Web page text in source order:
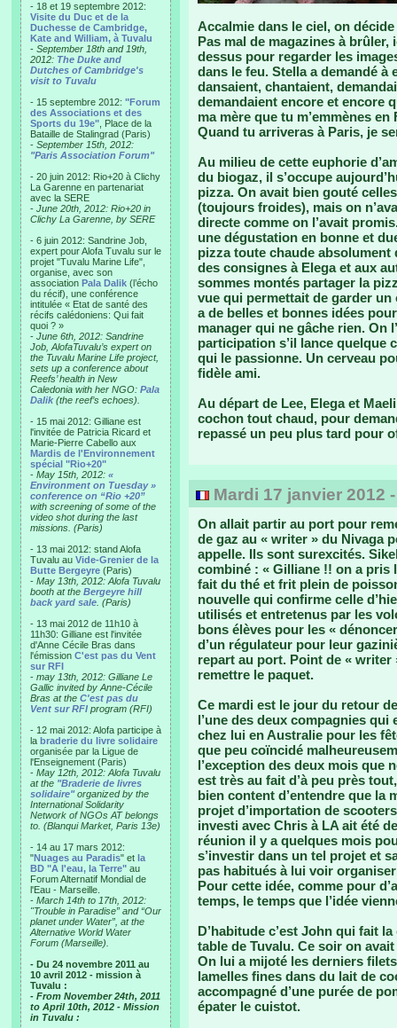
- 18 et 19 septembre 2012:
Visite du Duc et de la
Duchesse de Cambridge,
Kate and William, à Tuvalu
- September 18th and 19th,
2012: The Duke and
Dutches of Cambridge's
visit to Tuvalu
- 15 septembre 2012: "Forum
des Associations et des
Sports du 19e" , Place de la
Bataille de Stalingrad (Paris)
- September 15th, 2012:
"Paris Association Forum"
- 20 juin 2012: Rio+20 à Clichy
La Garenne en partenariat
avec la SERE
- June 20th, 2012: Rio+20 in
Clichy La Garenne, by SERE
- 6 juin 2012: Sandrine Job,
expert pour Alofa Tuvalu sur le
projet "Tuvalu Marine Life",
organise, avec son
association Pala Dalik (l’écho
du récif), une conférence
intitulée « Etat de santé des
récifs calédoniens: Qui fait
quoi ? »
- June 6th, 2012: Sandrine
Job, AlofaTuvalu’s expert on
the Tuvalu Marine Life project,
sets up a conference about
Reefs’ health in New
Caledonia with her NGO: Pala
Dalik (the reef’s echoes).
- 15 mai 2012: Gilliane est
l'invitée de Patricia Ricard et
Marie-Pierre Cabello aux
Mardis de l'Environnement
spécial "Rio+20"
- May 15th, 2012: «
Environment on Tuesday »
conference on “Rio +20”
with screening of some of the
video shot during the last
missions. (Paris)
- 13 mai 2012: stand Alofa
Tuvalu au Vide-Grenier de la
Butte Bergeyre (Paris)
- May 13th, 2012: Alofa Tuvalu
booth at the Bergeyre hill
back yard sale . (Paris)
- 13 mai 2012 de 11h10 à
11h30: Gilliane est l'invitée
d'Anne Cécile Bras dans
l'émission C'est pas du Vent
sur RFI
- may 13th, 2012: Gilliane Le
Gallic invited by Anne-Cécile
Bras at the C'est pas du
Vent sur RFI program (RFI)
- 12 mai 2012: Alofa participe à
la braderie du livre solidaire
organisée par la Ligue de
l'Enseignement (Paris)
- May 12th, 2012: Alofa Tuvalu
at the "Braderie de livres
solidaire"organized by the
International Solidarity
Network of NGOs AT belongs
to. (Blanqui Market, Paris 13e)
- 14 au 17 mars 2012:
"Nuages au Paradis" et la
BD "A l'eau, la Terre" au
Forum Alternatif Mondial de
l'Eau - Marseille.
- March 14th to 17th, 2012:
"Trouble in Paradise” and “Our
planet under Water”, at the
Alternative World Water
Forum (Marseille).
- Du 24 novembre 2011 au
10 avril 2012 - mission à
Tuvalu :
- From November 24th, 2011
to April 10th, 2012 - Mission
in Tuvalu :
Accalmie dans le ciel, on
Pas mal de magazines à
dessus pour regarder les
dans le feu. Stella a demandé
dansaient, chantaient,
demandaient encore et encore
ma mère que tu m’emmènes
Quand tu arriveras à Paris, je
Au milieu de cette euphorie
du biogaz, il s’occupe
pizza. On avait bien gouté
(toujours froides), mais on
directe comme on l’avait
une dégustation en bonne et
pizza toute chaude absolument
des consignes à Elega et aux
sommes montés partager la
vue qui permettait de garder
a de belles et bonnes idées
manager qui ne gâche rien. On
participation s’il lance quelque
qui le passionne. Un cerveau
fidèle ami.
Au départ de Lee, Elega et
cochon tout chaud, pour
repassé un peu plus tard pour
Mardi 17 janvier 2012
On allait partir au port pour
de gaz au « writer » du Nivaga
appelle. Ils sont surexcités.
combiné : « Gilliane !! on a pris
fait du thé et frit plein de
nouvelle qui confirme celle
utilisés et entretenus par les
bons élèves pour les «
d’un régulateur pour leur
repart au port. Point de «
remettre le paquet.
Ce mardi est le jour du retour
l’une des deux compagnies
chez lui en Australie pour les
que peu coïncidé
l’exception des deux mois que
est très au fait d’à peu près
bien content d’entendre que la
projet d’importation de
investi avec Chris à LA ait été
réunion il y a quelques mois
s’investir dans un tel projet et
pas habitués à lui voir
Pour cette idée, comme pour
temps, le temps que l’idée
D’habitude c’est John qui fait
table de Tuvalu. Ce soir on
On lui a mijoté les derniers
lamelles fines dans du lait de
accompagné d’une purée de
épater le cuistot.